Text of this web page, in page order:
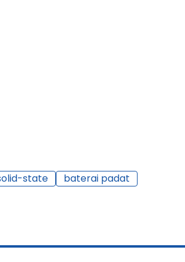
state
baterai padat